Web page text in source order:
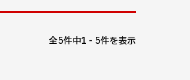
全5件中1 - 5件を表示